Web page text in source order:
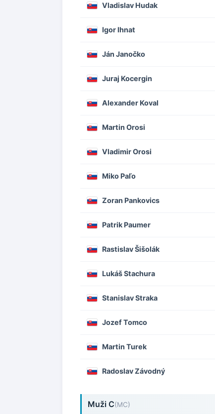
Vladislav Hudak
Igor Ihnat
Ján Janočko
Juraj Kocergin
Alexander Koval
Martin Orosi
Vladimir Orosi
Miko Paľo
Zoran Pankovics
Patrik Paumer
Rastislav Šišolák
Lukáš Stachura
Stanislav Straka
Jozef Tomco
Martin Turek
Radoslav Závodný
Muži C(MC)